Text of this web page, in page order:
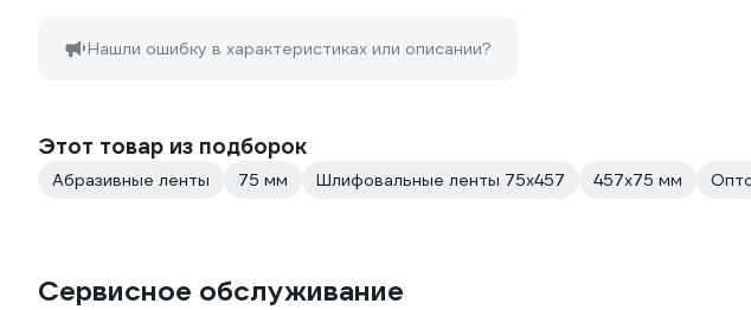
Нашли ошибку в характеристиках или описании?
Этот товар из подборок
Абразивные ленты 75 мм Шлифовальные ленты 75х457 457x75 мм
Сервисное обслуживание